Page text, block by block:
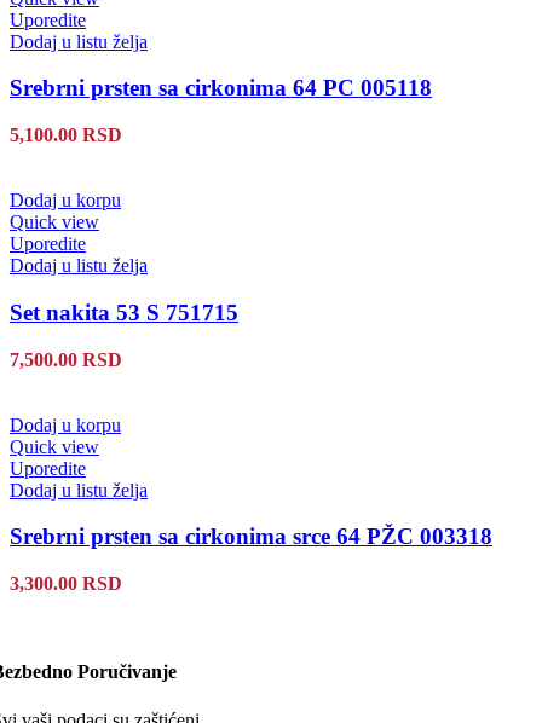
Uporedite
Dodaj u listu želja
Srebrni prsten sa cirkonima 64 PC 005118
5,100.00 RSD
Dodaj u korpu
Quick view
Uporedite
Dodaj u listu želja
Set nakita 53 S 751715
7,500.00 RSD
Dodaj u korpu
Quick view
Uporedite
Dodaj u listu želja
Srebrni prsten sa cirkonima srce 64 PŽC 003318
3,300.00 RSD
Poručivanje